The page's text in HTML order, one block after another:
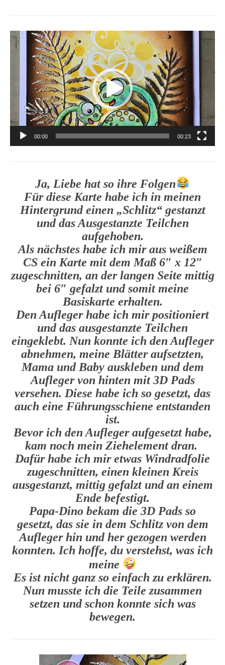
Video-
Player
00:00 00:23
Ja, Liebe hat so ihre Folgen
Für diese Karte habe ich in meinen
Hintergrund einen „Schlitz“ gestanzt
und das Ausgestanzte Teilchen
aufgehoben.
Als nächstes habe ich mir aus weißem
CS ein Karte mit dem Maß 6″ x 12″
zugeschnitten, an der langen Seite mittig
bei 6″ gefalzt und somit meine
Basiskarte erhalten.
Den Aufleger habe ich mir positioniert
und das ausgestanzte Teilchen
eingeklebt. Nun konnte ich den Aufleger
abnehmen, meine Blätter aufsetzten,
Mama und Baby auskleben und dem
Aufleger von hinten mit 3D Pads
versehen. Diese habe ich so gesetzt, das
auch eine Führungsschiene entstanden
ist.
Bevor ich den Aufleger aufgesetzt habe,
kam noch mein Ziehelement dran.
Dafür habe ich mir etwas Windradfolie
zugeschnitten, einen kleinen Kreis
ausgestanzt, mittig gefalzt und an einem
Ende befestigt.
Papa-Dino bekam die 3D Pads so
gesetzt, das sie in dem Schlitz von dem
Aufleger hin und her gezogen werden
konnten. Ich hoffe, du verstehst, was ich
meine
Es ist nicht ganz so einfach zu erklären.
Nun musste ich die Teile zusammen
setzen und schon konnte sich was
bewegen.